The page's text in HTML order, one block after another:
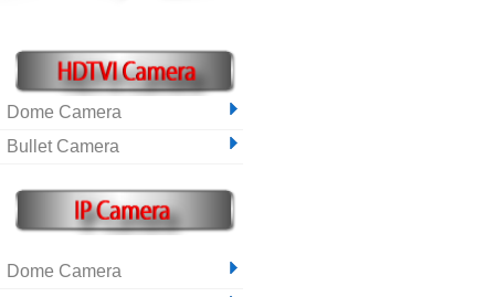
Dome Camera
Bullet Camera
Dome Camera